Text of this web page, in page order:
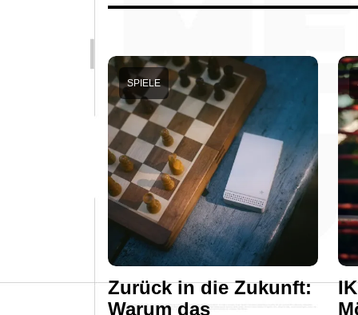
Zurück in die Zukunft:
Warum das
SPIELE